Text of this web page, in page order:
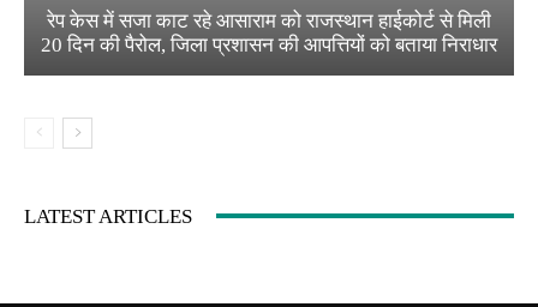
रेप केस में सजा काट रहे आसाराम को राजस्थान हाईकोर्ट से मिली
20 दिन की पैरोल, जिला प्रशासन की आपत्तियों को बताया निराधार
LATEST ARTICLES